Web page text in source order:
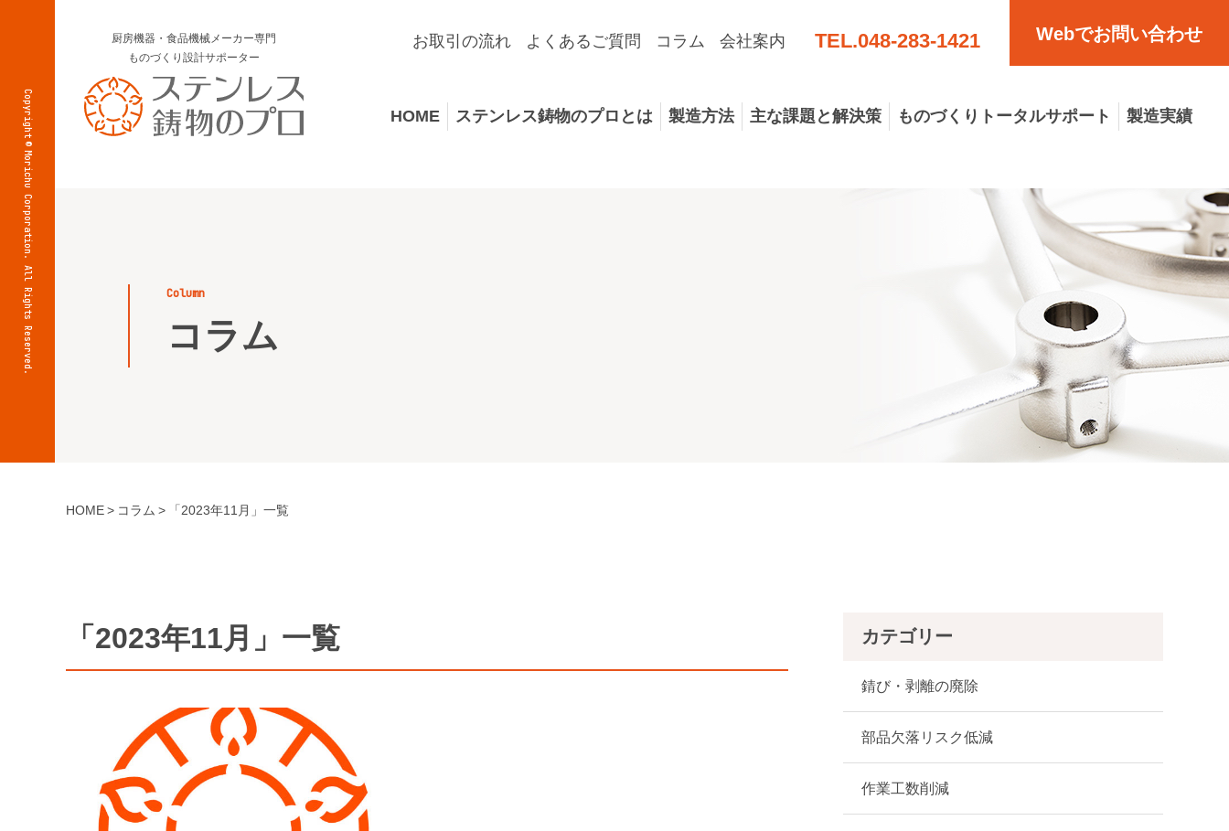
厨房機器・食品機械メーカー専門
ものづくり設計サポーター
HOME ステンレス鋳物のプロとは 製造方法 主な課題と解決策 ものづくりトータルサポート 製造実績
お取引の流れ よくあるご質問 コラム 会社案内 TEL.048-283-1421 Webでお問い合わせ
column
コラム
Copyright
©
Morichu Corporation. All Rights Reserved.
HOME コラム 「2023年11月」一覧
「2023年11月」一覧 カテゴリー
錆び・剥離の廃除
部品欠落リスク低減
作業工数削減